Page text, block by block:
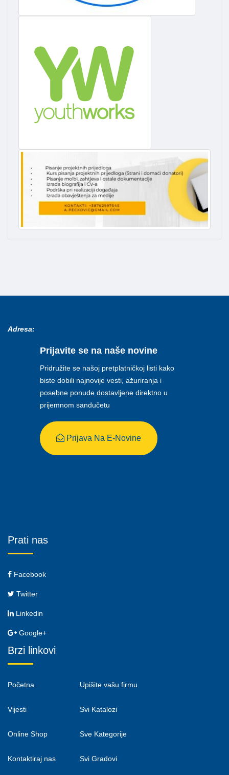
Adresa:
Prijavite se na naše novine
Pridružite se našoj pretplatničkoj listi kako
biste dobili najnovije vesti, ažuriranja i
posebne ponude dostavljene direktno u
prijemnom sandučetu
Prijava Na E-Novine
Prati nas
Facebook
Twitter
Linkedin
Google+
Brzi linkovi
Početna
Vijesti
Online Shop
Kontaktiraj nas
Upišite vašu firmu
Svi Katalozi
Sve Kategorije
Svi Gradovi